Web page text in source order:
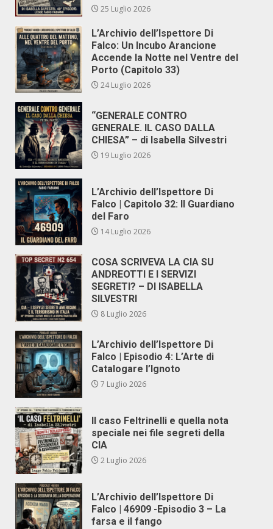
25 Luglio 2026
L’Archivio dell’Ispettore Di
Falco: Un Incubo Arancione
Accende la Notte nel Ventre del
Porto (Capitolo 33)
24 Luglio 2026
“GENERALE CONTRO
GENERALE. IL CASO DALLA
CHIESA” – di Isabella Silvestri
19 Luglio 2026
L’Archivio dell’Ispettore Di
Falco | Capitolo 32: Il Guardiano
del Faro
14 Luglio 2026
COSA SCRIVEVA LA CIA SU
ANDREOTTI E I SERVIZI
SEGRETI? – DI ISABELLA
SILVESTRI
8 Luglio 2026
L’Archivio dell’Ispettore Di
Falco | Episodio 4: L’Arte di
Catalogare l’Ignoto
7 Luglio 2026
Il caso Feltrinelli e quella nota
speciale nei file segreti della
CIA
2 Luglio 2026
L’Archivio dell’Ispettore Di
Falco | 46909 -Episodio 3 – La
farsa e il fango